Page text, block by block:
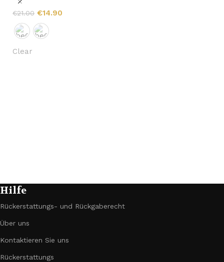
€21.00 €14.90
Clear
Hilfe
Rückerstattungs- und Rückgaberecht
Über uns
Kontaktieren Sie uns
Rückerstattungs